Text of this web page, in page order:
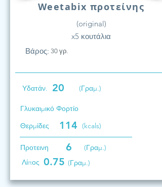
Weetabix προτείνης
(original)
x5 κουτάλια
Βάρος: 30 γρ.
Υδατάν. 20 (Γραμ.)
Γλυκαιμικό Φορτίο
Θερμίδες
114 (kcals)
Προτεινη 6
(Γραμ.)
Λίπος 0.75 (Γραμ.)